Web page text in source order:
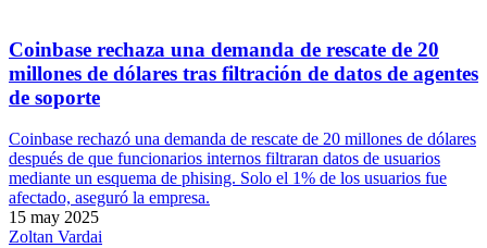
Coinbase rechaza una demanda de rescate de 20
millones de dólares tras filtración de datos de agentes
de soporte
Coinbase rechazó una demanda de rescate de 20 millones de dólares
después de que funcionarios internos filtraran datos de usuarios
mediante un esquema de phising. Solo el 1% de los usuarios fue
afectado, aseguró la empresa.
15 may 2025
Zoltan Vardai